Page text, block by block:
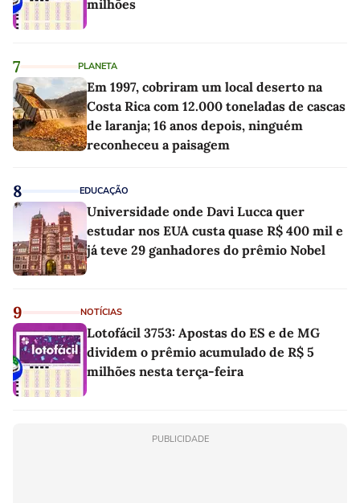
milhões
7 PLANETA
Em 1997, cobriram um local deserto na
Costa Rica com 12.000 toneladas de cascas
de laranja; 16 anos depois, ninguém
reconheceu a paisagem
8 EDUCAÇÃO
Universidade onde Davi Lucca quer
estudar nos EUA custa quase R$ 400 mil e
já teve 29 ganhadores do prêmio Nobel
9 NOTÍCIAS
Lotofácil 3753: Apostas do ES e de MG
dividem o prêmio acumulado de R$ 5
milhões nesta terça-feira
PUBLICIDADE